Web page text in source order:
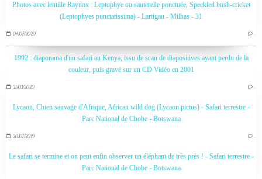
Photos avec lentille Raynox : Leptophye ou sauterelle ponctuée, Speckled bush-cricket
(Leptophyes punctatissima) - Lartigau - Milhas - 31
04/07/2020 …
1992 : diaporama d'un safari au Kenya, issu de scan de diapositives ayant perdu de la
couleur, puis gravé sur un CD Vidéo en 2001
21/03/2020 …
Lycaon, Chien sauvage d'Afrique, African wild dog (Lycaon pictus) - Safari terrestre -
Parc National de Chobe - Botswana
20/07/2019 …
Le safari se termine et on peut enfin observer un éléphant de très près ! - Safari terrestre -
Parc National de Chobe - Botswana